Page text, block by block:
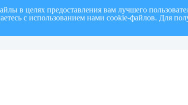
в целях предоставления вам лучшего
с использованием нами cookie-файлов. Для